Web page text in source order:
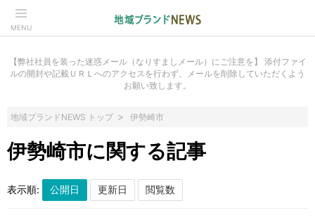
MENU
【弊社社員を装った迷惑メール（なりすましメール）にご注意を】 添付ファイ
ルの開封や記載ＵＲＬへのアクセスを行わず、メールを削除していただくよう
お願い致します。
地域ブランドNEWS トップ 伊勢崎市
伊勢崎市に関する記事
表示順: